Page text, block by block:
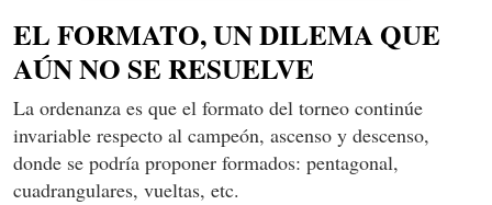
EL FORMATO, UN DILEMA QUE
AÚN NO SE RESUELVE
La ordenanza es que el formato del torneo continúe
invariable respecto al campeón, ascenso y descenso,
donde se podría proponer formados: pentagonal,
cuadrangulares, vueltas, etc.